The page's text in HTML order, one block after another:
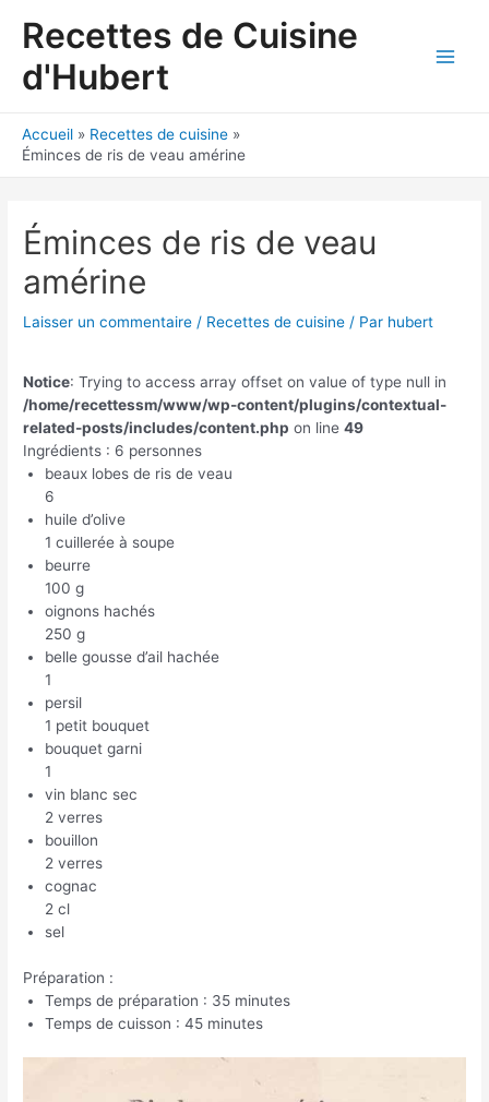
Recettes de Cuisine
d'Hubert
Accueil
Recettes de cuisine
Éminces de ris de veau amérine
Éminces de ris de veau
amérine
Laisser un commentaire / Recettes de cuisine / Par hubert
Notice: Trying to access array offset on value of type null in
/home/recettessm/www/wp-content/plugins/contextual-
related-posts/includes/content.php on line49
Ingrédients : 6 personnes
beaux lobes de ris de veau
6
huile d’olive
1 cuillerée à soupe
beurre
100 g
oignons hachés
250 g
belle gousse d’ail hachée
1
persil
1 petit bouquet
bouquet garni
1
vin blanc sec
2 verres
bouillon
2 verres
cognac
2 cl
sel
Préparation :
Temps de préparation : 35 minutes
Temps de cuisson : 45 minutes